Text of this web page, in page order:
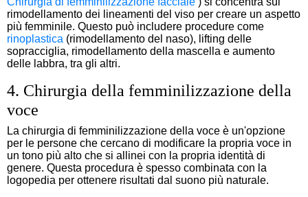
rimodellamento dei lineamenti del viso per creare un aspetto
più femminile. Questo può includere procedure come
rinoplastica (rimodellamento del naso), lifting delle
sopracciglia, rimodellamento della mascella e aumento
delle labbra, tra gli altri.
4. Chirurgia della femminilizzazione della
voce
La chirurgia di femminilizzazione della voce è un'opzione
per le persone che cercano di modificare la propria voce in
un tono più alto che si allinei con la propria identità di
genere. Questa procedura è spesso combinata con la
logopedia per ottenere risultati dal suono più naturale.